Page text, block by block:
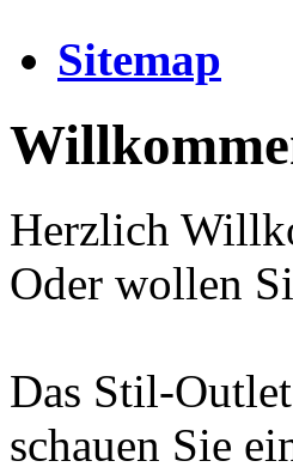
Sitemap
Herzlich
Oder wollen
Das Stil-
schauen Sie